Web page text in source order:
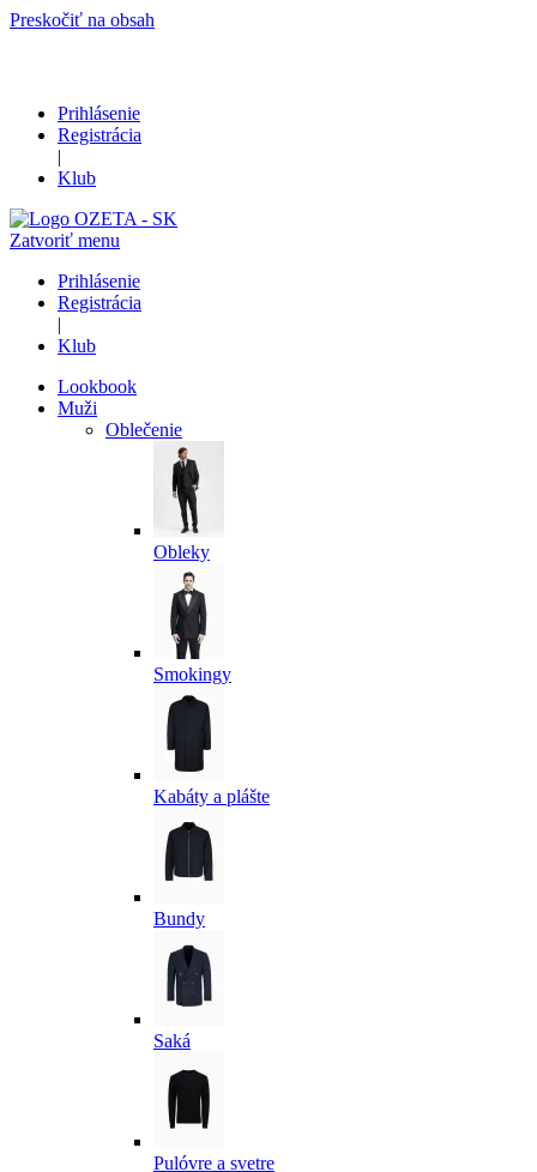
Preskočiť na obsah
Prihlásenie
Registrácia
|
Klub
Zatvoriť menu
Prihlásenie
Registrácia
|
Klub
Lookbook
Muži
Oblečenie
Obleky
Smokingy
Kabáty a plášte
Bundy
Saká
Pulóvre a svetre